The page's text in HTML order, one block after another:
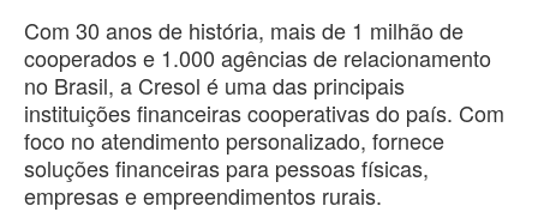
Com 30 anos de história, mais de 1 milhão de
cooperados e 1.000 agências de relacionamento
no Brasil, a Cresol é uma das principais
instituições financeiras cooperativas do país. Com
foco no atendimento personalizado, fornece
soluções financeiras para pessoas físicas,
empresas e empreendimentos rurais.